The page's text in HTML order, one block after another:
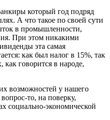
который год подряд
А что такое по своей сути
в промышленности,
При этом никакими
эта самая
как был налог в 15%, так
как говорится в народе,
возможностей у нашего
то, на поверку,
социально-экономической